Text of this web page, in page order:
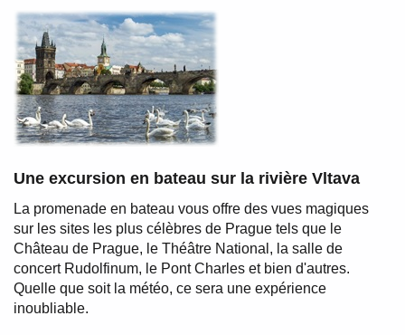
Une excursion en bateau sur la rivière Vltava
La promenade en bateau vous offre des vues magiques
sur les sites les plus célèbres de Prague tels que le
Château de Prague, le Théâtre National, la salle de
concert Rudolfinum, le Pont Charles et bien d'autres.
Quelle que soit la météo, ce sera une expérience
inoubliable.